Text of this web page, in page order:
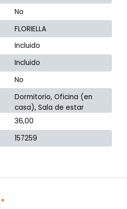
No
FLORIELLA
Incluido
Incluido
No
Dormitorio, Oficina (en
casa), Sala de estar
36,00
157259